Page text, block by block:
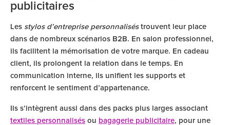
publicitaires
Les stylos d’entreprise personnaliséstrouvent leur place
dans de nombreux scénarios B2B. En salon professionnel,
ils facilitent la mémorisation de votre marque. En cadeau
client, ils prolongent la relation dans le temps. En
communication interne, ils unifient les supports et
renforcent le sentiment d’appartenance.
Ils s’intègrent aussi dans des packs plus larges associant
textiles personnalisés ou bagagerie publicitaire, pour une